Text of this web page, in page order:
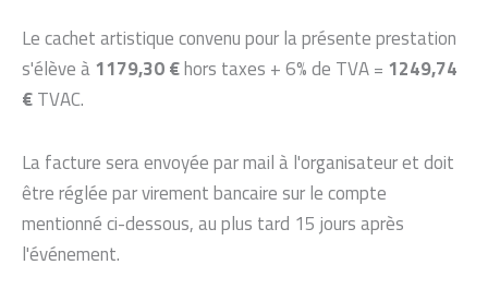
Le cachet artistique convenu pour la présente prestation
s'élève à1179,30 €hors taxes + 6% de TVA = 1249,74
€TVAC.
La facture sera envoyée par mail à l'organisateur et doit
être réglée par virement bancaire sur le compte
mentionné ci-dessous, au plus tard 15 jours après
l'événement.